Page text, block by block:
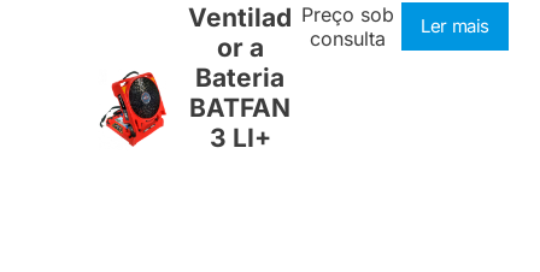
Ventilad
or a
Bateria
BATFAN
3 LI+
Preço sob
consulta
Ler mais